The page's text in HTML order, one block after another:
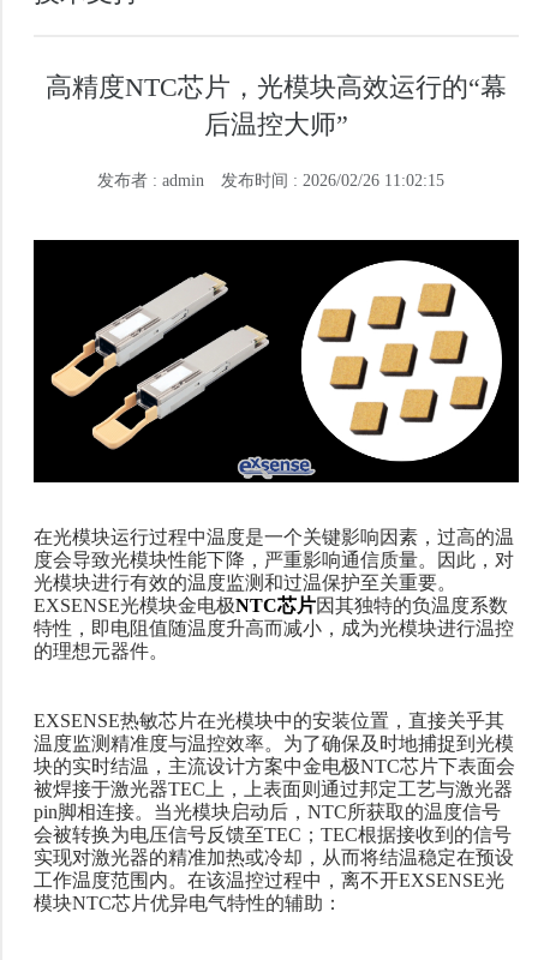
高精度NTC芯片，光模块高效运行的“幕
后温控大师”
发布者 : admin 发布时间 : 2026/02/26 11:02:15
在光模块运行过程中温度是一个关键影响因素，过高的温
度会导致光模块性能下降，严重影响通信质量。因此，对
光模块进行有效的温度监测和过温保护至关重要。
EXSENSE光模块金电极NTC芯片因其独特的负温度系数
特性，即电阻值随温度升高而减小，成为光模块进行温控
的理想元器件。
EXSENSE热敏芯片在光模块中的安装位置，直接关乎其
温度监测精准度与温控效率。为了确保及时地捕捉到 光模
块的实时结温，主流设计方案中金电极NTC芯片下表面会
被焊接于激光器TEC上，上表面则通过邦定工艺与激光器
pin脚相连接。当光模块启动后，NTC所获取的温度信号
会被转换为电压信号反馈至TEC；TEC根据接收到的信号
实现对激光器的精准加热或冷却，从而将结温稳定在预设
工作温度范围内。在该温控过程中，离不开EXSENSE光
模块NTC芯片优异电气特性的辅助：